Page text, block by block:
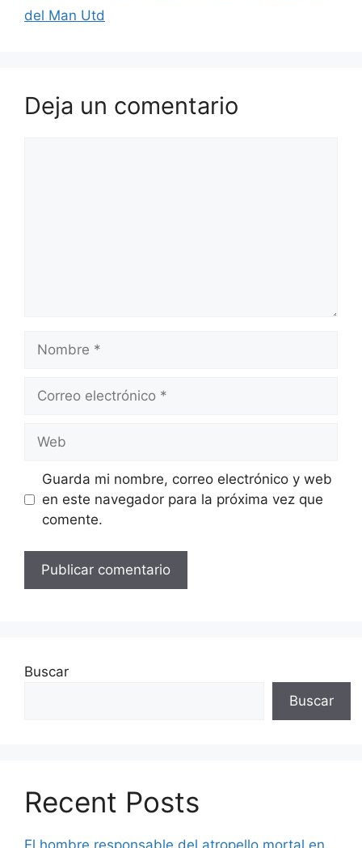
del Man Utd
Deja un comentario
Nombre
Correo
Web
Guarda mi nombre, correo electrónico y web
en este navegador para la próxima vez que
comente.
Buscar
Buscar
Recent Posts
El hombre responsable del atropello mortal en